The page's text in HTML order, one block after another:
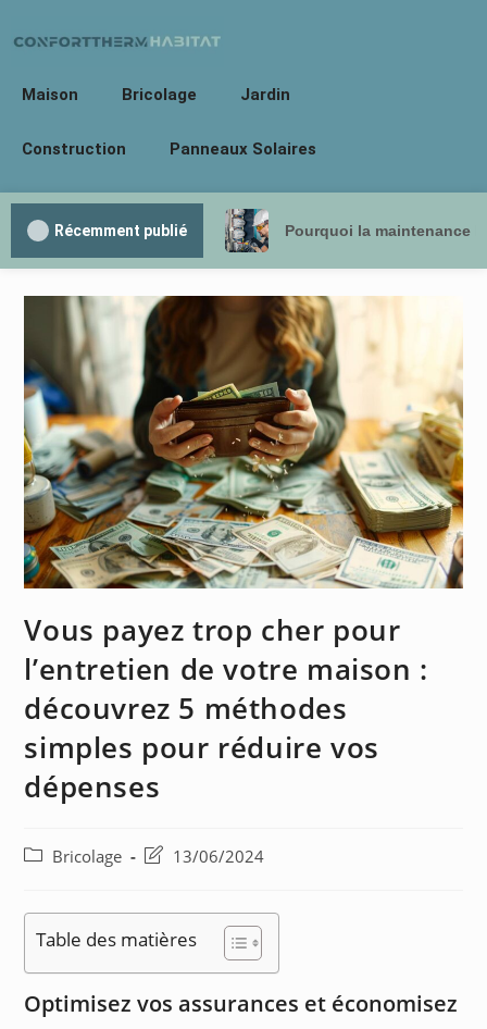
Maison Bricolage Jardin
Construction Panneaux Solaires
Récemment publié Pourquoi la maintenance
Vous payez trop cher pour
l’entretien de votre maison :
découvrez 5 méthodes
simples pour réduire vos
dépenses
Bricolage 13/06/2024
Table des matières
Optimisez vos assurances et économisez